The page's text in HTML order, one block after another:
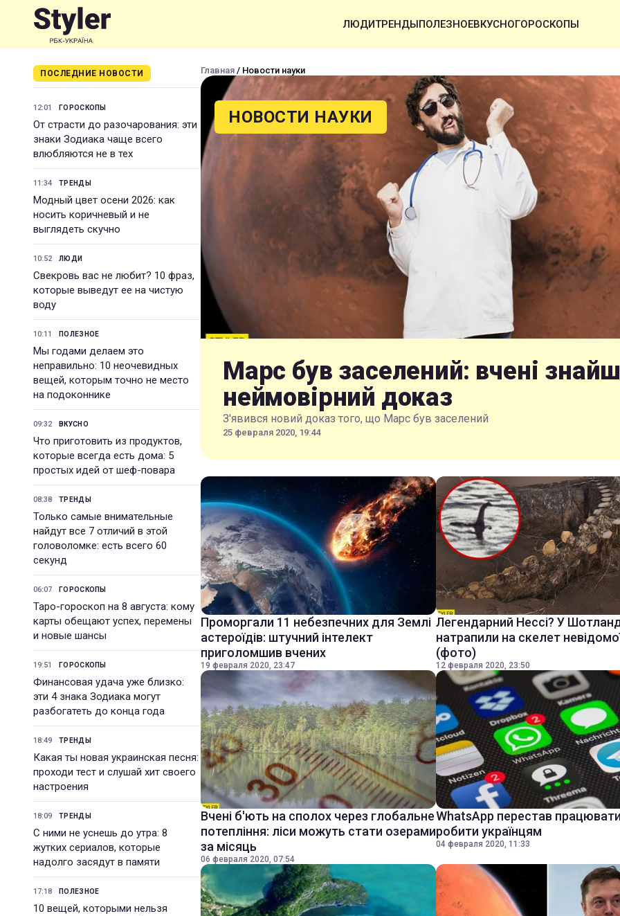
ЛЮДИТРЕНДЫПОЛЕЗНОЕВКУСНОГОРОСКОПЫ
ПОСЛЕДНИЕ НОВОСТИ
12:01 ГОРОСКОПЫ
От страсти до разочарования: эти
знаки Зодиака чаще всего
влюбляются не в тех
11:34 ТРЕНДЫ
Модный цвет осени 2026: как
носить коричневый и не
выглядеть скучно
10:52 ЛЮДИ
Свекровь вас не любит? 10 фраз,
которые выведут ее на чистую
воду
10:11 ПОЛЕЗНОЕ
Мы годами делаем это
неправильно: 10 неочевидных
вещей, которым точно не место
на подоконнике
09:32 ВКУСНО
Что приготовить из продуктов,
которые всегда есть дома: 5
простых идей от шеф-повара
08:38 ТРЕНДЫ
Только самые внимательные
найдут все 7 отличий в этой
головоломке: есть всего 60
секунд
06:07 ГОРОСКОПЫ
Таро-гороскоп на 8 августа: кому
карты обещают успех, перемены
и новые шансы
19:51 ГОРОСКОПЫ
Финансовая удача уже близко:
эти 4 знака Зодиака могут
разбогатеть до конца года
18:49 ТРЕНДЫ
Какая ты новая украинская песня:
проходи тест и слушай хит своего
настроения
18:09 ТРЕНДЫ
С ними не уснешь до утра: 8
жутких сериалов, которые
надолго засядут в памяти
17:18 ПОЛЕЗНОЕ
10 вещей, которыми нельзя
Главная / Новости науки
НОВОСТИ НАУКИ
Марс був заселений: вчені
неймовірний доказ
З'явився новий доказ того, що Марс був заселений
25 февраля 2020, 19:44
Проморгали 11 небезпечних для Землі
астероїдів: штучний інтелект
приголомшив вчених
19 февраля 2020, 23:47
Легендарний Нессі? У
натрапили на скелет
(фото)
12 февраля 2020, 23:50
Вчені б'ють на сполох через глобальне
потепління: ліси можуть стати озерами
за місяць
06 февраля 2020, 07:54
WhatsApp перестав
робити українцям
04 февраля 2020, 11:33